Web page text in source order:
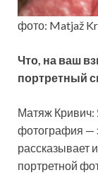
фото: Matjaž
Что, на ваш
портретный
Матяж Кривич:
фотография —
рассказывает
портретной